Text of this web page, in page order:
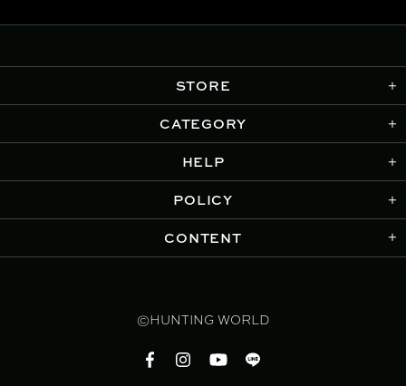
STORE
CATEGORY
HELP
POLICY
CONTENT
©HUNTING WORLD